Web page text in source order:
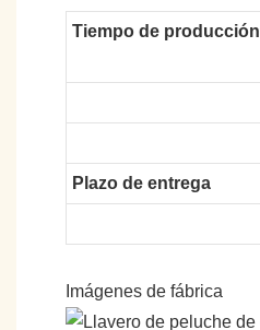
Tiempo de producción
Plazo de entrega
Imágenes de fábrica